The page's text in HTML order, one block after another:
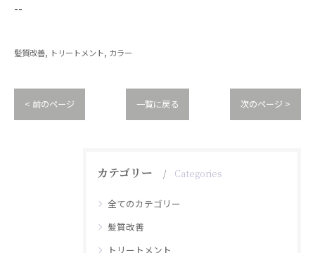
--
髪質改善 トリートメント カラー
< 前のページ 一覧に戻る 次のページ >
カテゴリー Categories
全てのカテゴリー
髪質改善
トリートメント